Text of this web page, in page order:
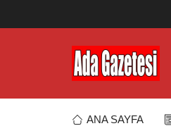
ANA SAYFA